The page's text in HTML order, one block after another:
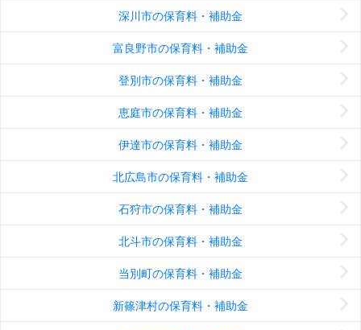
深川市の保育料・補助金
富良野市の保育料・補助金
登別市の保育料・補助金
恵庭市の保育料・補助金
伊達市の保育料・補助金
北広島市の保育料・補助金
石狩市の保育料・補助金
北斗市の保育料・補助金
当別町の保育料・補助金
新篠津村の保育料・補助金